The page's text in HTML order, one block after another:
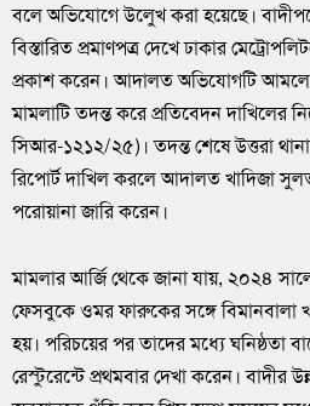
বলে অভিযোগে উলেুখ করা হয়েছে।
বিস্তারিত প্রমাণপত্র দেখে ঢাকার
প্রকাশ করেন। আদালত অভিযোগটি আমলে
মামলাটি তদন্ত করে প্রতিবেদন দাখিলের
সিআর-১২১২/২৫)। তদন্ত শেষে উত্তরা
রিপোর্ট দাখিল করলে আদালত খাদিজা
পরোয়ানা জারি করেন।
মামলার আর্জি থেকে জানা যায়, ২০২৪
ফেসবুকে ওমর ফারুকের সঙ্গে বিমানবালা
হয়। পরিচয়ের পর তাদের মধ্যে ঘনিষ্ঠতা
রেস্টুরেন্টে প্রথমবার দেখা করেন। বাদীর